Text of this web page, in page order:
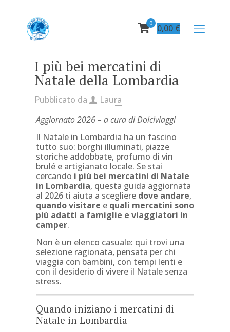
0 0,00 €
I più bei mercatini di
Natale della Lombardia
Pubblicato da
Laura
Aggiornato 2026 – a cura di Dolciviaggi
Il Natale in Lombardia ha un fascino
tutto suo: borghi illuminati, piazze
storiche addobbate, profumo di vin
brulé e artigianato locale. Se stai
cercando i più bei mercatini di Natale
in Lombardia, questa guida aggiornata
al 2026 ti aiuta a scegliere dove andare,
quando visitare e quali mercatini sono
più adatti a famiglie e viaggiatori in
camper.
Non è un elenco casuale: qui trovi una
selezione ragionata, pensata per chi
viaggia con bambini, con tempi lenti e
con il desiderio di vivere il Natale senza
stress.
Quando iniziano i mercatini di
Natale in Lombardia